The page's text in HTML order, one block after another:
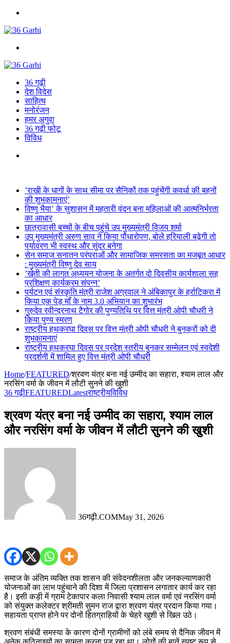
36 गढ़ी
देश विदेस
साहित्य
मनोरंजन
हमर अगुवा
36 गढ़ी फोटू
विविध
’राखी के धागों के साथ सीमा पर सैनिकों तक पहुंचेंगी कवर्धा की बहनों
की शुभकामनाएं’
विष्णु भैया’ के सुशासन में महतारी वंदन बना महिलाओं की आत्मनिर्भरता
का आधार
छात्रावासी बच्चों के बीच पहुंचे उप मुख्यमंत्री विजय शर्मा
उप मुख्यमंत्री अरुण साव ने किया पौधारोपण, बोले हरियाली बढ़ेगी तो
पर्यावरण भी स्वस्थ और सुंदर बनेगा
सेन समाज सनातन परंपराओं और सामाजिक समरसता का मजबूत आधार
: मुख्यमंत्री विष्णु देव साय
’खेती की लागत अध्ययन योजना के अतर्गत दो दिवसीय कार्यशाला सह
प्रशिक्षण कार्यक्रम संपन्न’
पर्यटन एवं संस्कृति मंत्री राजेश अग्रवाल ने अंबिकापुर के हर्राटिकरा में
किया एक पेड़ माँ के नाम 3.0 अभियान का शुभारंभ
गुरुदेव रवीन्द्रनाथ टैगोर की पुण्यतिथि पर वित्त मंत्री ओपी चौधरी ने
किया पुण्य स्मरण
राष्ट्रीय हथकरघा दिवस पर वित्त मंत्री ओपी चौधरी ने बुनकरों को दी
शुभकामनाएं
राष्ट्रीय हथकरघा दिवस पर प्रदेश स्तरीय बुनकर सम्मेलन एवं स्वदेशी
प्रदर्शनी में शामिल हुए वित्त मंत्री ओपी चौधरी
Home/FEATURED/श्रवण यंत्र बना नई उम्मीद का सहारा, श्याम लाल और
नरसिंग वर्मा के जीवन में लौटी सुनने की खुशी
36 गढ़ीFEATUREDLatestराष्ट्रीयविविध
श्रवण यंत्र बना नई उम्मीद का सहारा, श्याम लाल
और नरसिंग वर्मा के जीवन में लौटी सुनने की खुशी
36गढ़ी.COMMay 31, 2026
समाज के अंतिम व्यक्ति तक शासन की संवेदनशीलता और जनकल्याणकारी
योजनाओं का लाभ पहुंचाने की दिशा में जिला प्रशासन लगातार कार्य कर रहा
है। इसी कड़ी में ग्राम टेकापार कला निवासी श्याम लाल वर्मा एवं नरसिंग वर्मा
को संयुक्त कलेक्टर श्रीमती सुमन राज द्वारा श्रवण यंत्र प्रदान किया गया।
सहायता प्राप्त होने पर दोनों हितग्राहियों के चेहरे खुशी से खिल उठे।
श्रवण संबंधी समस्या के कारण दोनों ग्रामीणों को लंबे समय से दैनिक जीवन में